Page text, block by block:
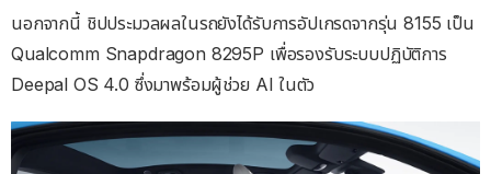
นอกจากนี้ ชิปประมวลผลในรถยังได้รับการอัปเกรดจากรุ่น 8155 เป็น
Qualcomm Snapdragon 8295P เพื่อรองรับระบบปฏิบัติการ
Deepal OS 4.0 ซึ่งมาพร้อมผู้ช่วย AI ในตัว